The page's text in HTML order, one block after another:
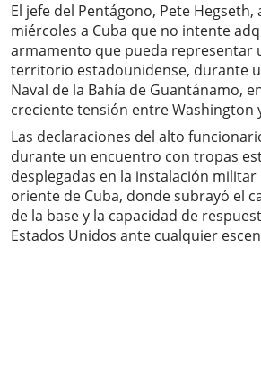
El jefe del Pentágono, Pete
miércoles a Cuba que no intente
armamento que pueda representar
territorio estadounidense, durante
Naval de la Bahía de Guantánamo,
creciente tensión entre Washington
Las declaraciones del alto
durante un encuentro con tropas
desplegadas en la instalación militar
oriente de Cuba, donde subrayó el
de la base y la capacidad de
Estados Unidos ante cualquier